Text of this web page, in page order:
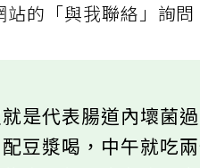
的「與我聯絡」詢問
是代表腸道內壞菌
豆漿喝，中午就吃